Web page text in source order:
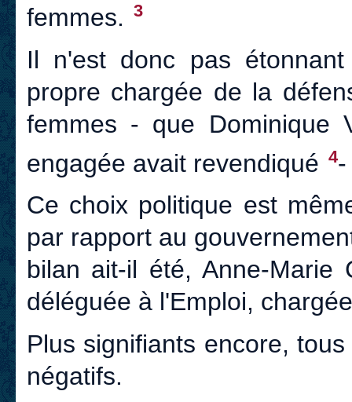
femmes. 3
Il n'est donc pas étonnant
propre chargée de la
femmes - que Dominique
engagée avait revendiqué 4-
Ce choix politique est
par rapport au
bilan ait-il été, Anne-Marie
déléguée à l'Emploi,
Plus signifiants encore,
négatifs.